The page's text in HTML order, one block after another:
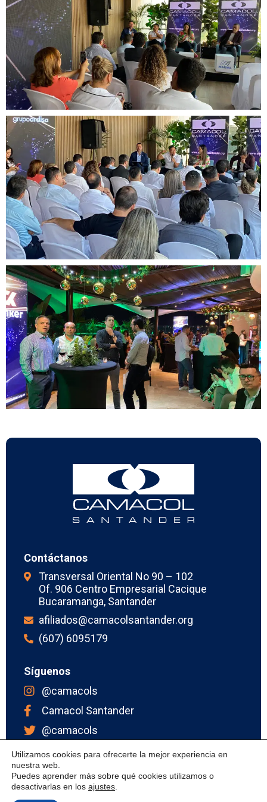
Contáctanos
Transversal Oriental No 90 – 102
Of. 906 Centro Empresarial Cacique
Bucaramanga, Santander
afiliados@camacolsantander.org
(607) 6095179
Síguenos
@camacols
Camacol Santander
@camacols
Camacol Santander
Política de privacidad| Copyright © 2023 Powered by
Utilizamos cookies para ofrecerte la mejor experiencia en
nuestra web.
Puedes aprender más sobre qué cookies utilizamos o
desactivarlas en los ajustes